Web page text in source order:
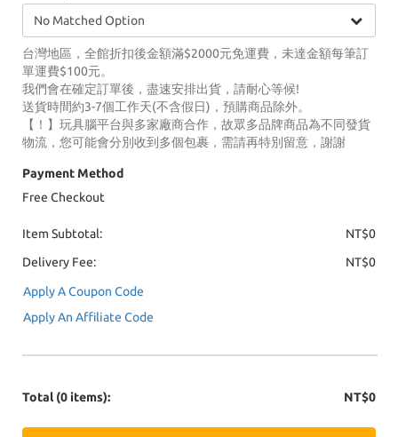
台灣地區，全館折扣後金額滿$2000元免運費，未達金額每筆訂
單運費$100元。
我們會在確定訂單後，盡速安排出貨，請耐心等候!
送貨時間約3-7個工作天(不含假日)，預購商品除外。
【！】玩具腦平台與多家廠商合作，故眾多品牌商品為不同發貨
物流，您可能會分別收到多個包裹，需請再特別留意，謝謝
Payment Method
Free Checkout
Item Subtotal:
NT$0
Delivery Fee:
NT$0
Apply A Coupon Code
Apply An Affiliate Code
Total (0 items): NT$0